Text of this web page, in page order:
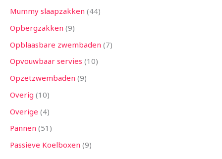
Mummy slaapzakken 44
Opbergzakken 9
Opblaasbare zwembaden 7
Opvouwbaar servies 10
Opzetzwembaden 9
Overig 10
Overige 4
Pannen 51
Passieve Koelboxen 9